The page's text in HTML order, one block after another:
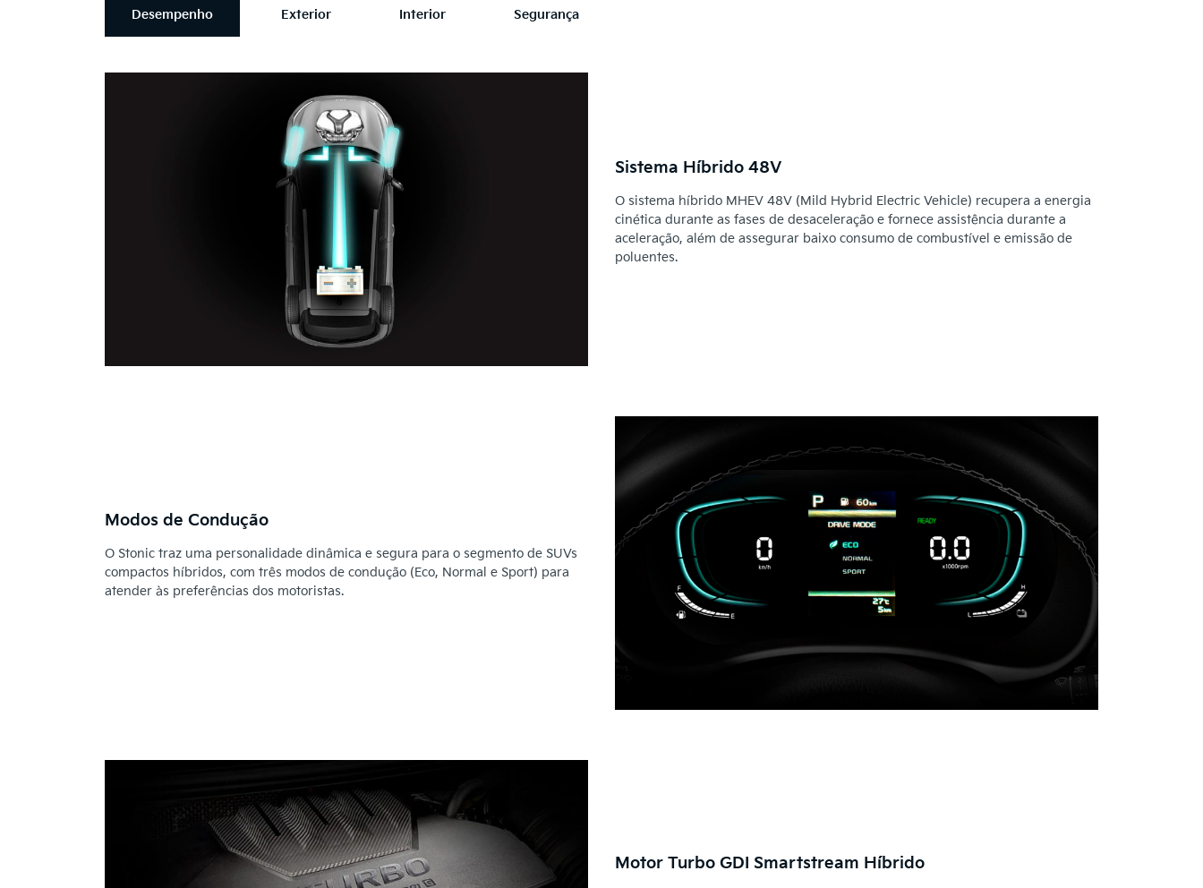
Desempenho Exterior Interior Segurança
Sistema Híbrido 48V
O sistema híbrido MHEV 48V (Mild Hybrid Electric Vehicle) recupera a energia
cinética durante as fases de desaceleração e fornece assistência durante a
aceleração, além de assegurar baixo consumo de combustível e emissão de
poluentes.
Modos de Condução
O Stonic traz uma personalidade dinâmica e segura para o segmento de SUVs
compactos híbridos, com três modos de condução (Eco, Normal e Sport) para
atender às preferências dos motoristas.
Motor Turbo GDI Smartstream Híbrido